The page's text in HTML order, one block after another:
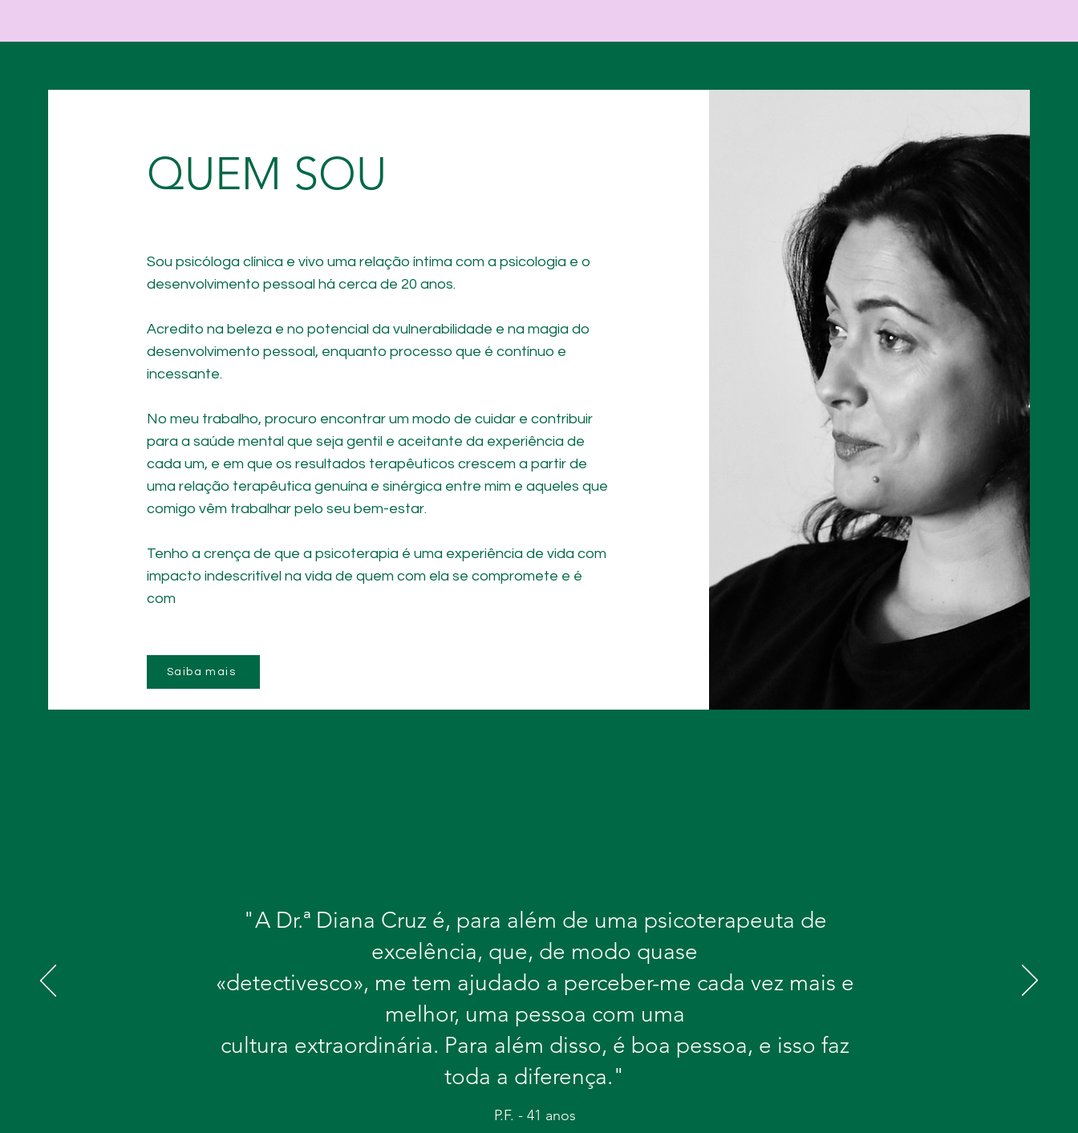
QUEM SOU
Sou psicóloga clínica e vivo uma relação íntima com a psicologia e o
desenvolvimento pessoal há cerca de 20 anos.
Acredito na beleza e no potencial da vulnerabilidade e na magia do
desenvolvimento pessoal, enquanto processo que é contínuo e
incessante.
No meu trabalho, procuro encontrar um modo de cuidar e contribuir
para a saúde mental que seja gentil e aceitante da experiência de
cada um, e em que os resultados terapêuticos crescem a partir de
uma relação terapêutica genuína e sinérgica entre mim e aqueles que
comigo vêm trabalhar pelo seu bem-estar.
Tenho a crença de que a psicoterapia é uma experiência de vida com
impacto indescritível na vida de quem com ela se compromete e é
com
Saiba mais
"A Dr.ª Diana Cruz é, para além de uma psicoterapeuta de
excelência, que, de modo quase
«detectivesco», me tem ajudado a perceber-me cada vez mais e
melhor, uma pessoa com uma
cultura extraordinária. Para além disso, é boa pessoa, e isso faz
toda a diferença."
P.F. - 41 anos